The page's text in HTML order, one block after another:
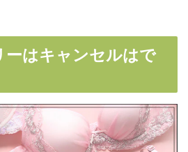
ーはキャンセルはで